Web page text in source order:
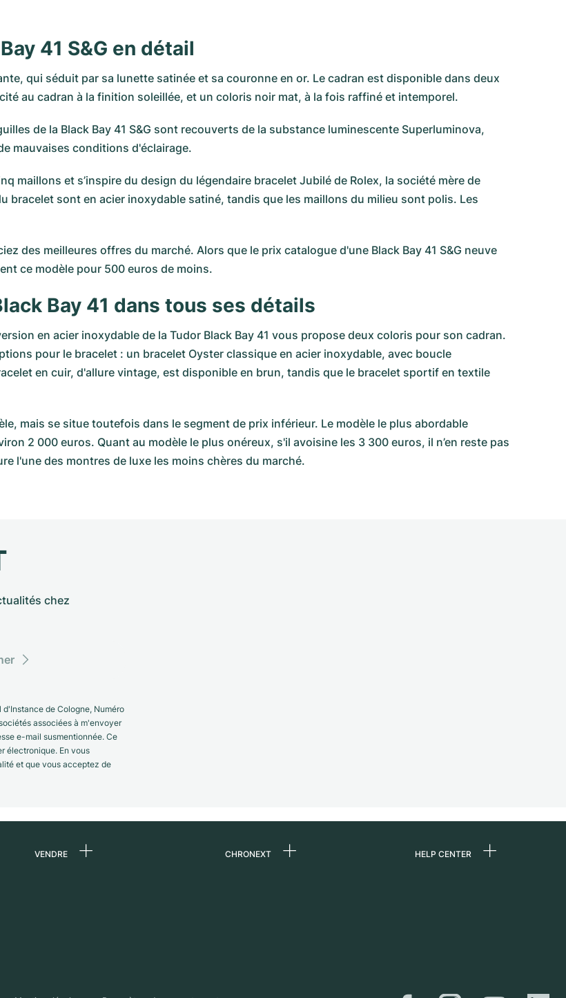
41 S&G en détail
qui séduit par sa lunette satinée et sa couronne en or. Le cadran est disponible dans deux
au cadran à la finition soleillée, et un coloris noir mat, à la fois raffiné et intemporel.
de la Black Bay 41 S&G sont recouverts de la substance luminescente Superluminova,
mauvaises conditions d'éclairage.
maillons et s’inspire du design du légendaire bracelet Jubilé de Rolex, la société mère de
bracelet sont en acier inoxydable satiné, tandis que les maillons du milieu sont polis. Les
des meilleures offres du marché. Alors que le prix catalogue d'une Black Bay 41 S&G neuve
ce modèle pour 500 euros de moins.
Bay 41 dans tous ses détails
en acier inoxydable de la Tudor Black Bay 41 vous propose deux coloris pour son cadran.
pour le bracelet : un bracelet Oyster classique en acier inoxydable, avec boucle
en cuir, d'allure vintage, est disponible en brun, tandis que le bracelet sportif en textile
mais se situe toutefois dans le segment de prix inférieur. Le modèle le plus abordable
2 000 euros. Quant au modèle le plus onéreux, s'il avoisine les 3 300 euros, il n’en reste pas
l'une des montres de luxe les moins chères du marché.
chez
de Cologne, Numéro
associées à m'envoyer
e-mail susmentionnée. Ce
électronique. En vous
et que vous acceptez de
VENDRE CHRONEXT HELP CENTER